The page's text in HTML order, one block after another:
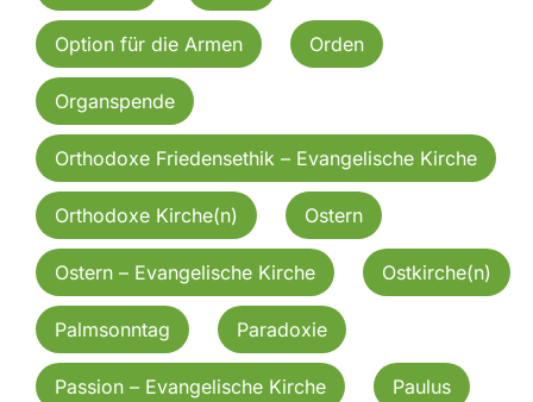
Option für die Armen Orden
Organspende
Orthodoxe Friedensethik – Evangelische Kirche
Orthodoxe Kirche(n) Ostern
Ostern – Evangelische Kirche Ostkirche(n)
Palmsonntag Paradoxie
Passion – Evangelische Kirche Paulus